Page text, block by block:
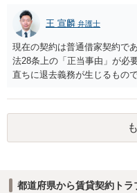
王 宣麟 弁護士
現在の契約は普通借家契約で
法28条上の「正当事由」が必
直ちに退去義務が生じるもの
新たな定期借家契約を締結す
前提であり、借主が同意しな
績、子どもの学校や地域との
などは、借主側の強い居住継
れます。 建物が未登記である
都道府県から賃貸契約ト